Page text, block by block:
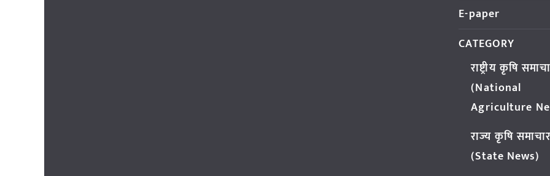
E-paper
CATEGORY
राष्ट्रीय कृषि
(National
Agriculture
राज्य कृषि समाचार
(State News)